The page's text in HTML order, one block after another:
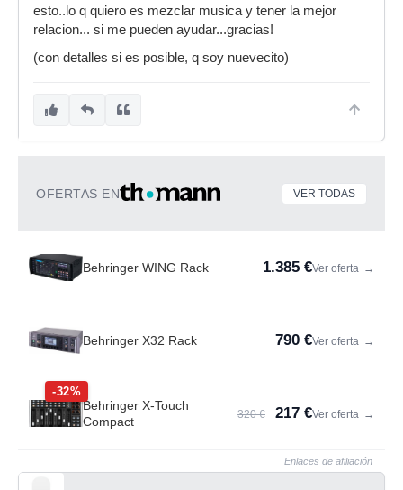
esto..lo q quiero es mezclar musica y tener la mejor
relacion... si me pueden ayudar...gracias!
(con detalles si es posible, q soy nuevecito)
OFERTAS EN VER TODAS
Behringer WING Rack 1.385 €Ver oferta →
Behringer X32 Rack 790 €Ver oferta →
-32%
Behringer X-Touch
Compact
320 € 217 €Ver oferta →
Enlaces de afiliación